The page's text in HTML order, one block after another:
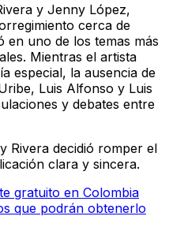
y Jenny López,
cerca de
en uno de los temas más
Mientras el artista
especial, la ausencia de
Luis Alfonso y Luis
y debates entre
Rivera decidió romper el
clara y sincera.
gratuito en Colombia
que podrán obtenerlo